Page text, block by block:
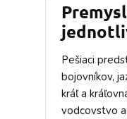
Pešiaci
bojovníkov,
kráľ a
vodcovstvo